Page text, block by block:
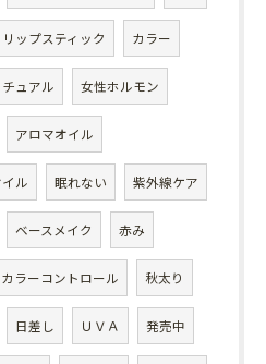
リップスティック カラー
チュアル 女性ホルモン
アロマオイル
ル 眠れない 紫外線ケア
ベースメイク 赤み
カラーコントロール 秋太り
日差し ＵＶＡ 発売中